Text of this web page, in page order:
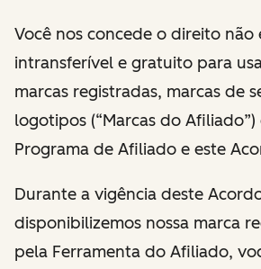
Você nos concede o direito não
intransferível e gratuito para
marcas registradas, marcas de
logotipos (“Marcas do
Programa de Afiliado e este
Durante a vigência deste
disponibilizemos nossa marca
pela Ferramenta do Afiliado,